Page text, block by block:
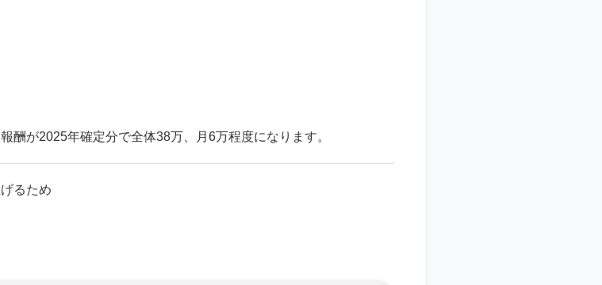
酬が2025年確定分で全体38万、月6万程度になります。
るため